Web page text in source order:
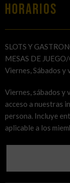
HORARIOS
SLOTS Y
MESAS DE
Viernes, Sábados
Viernes, sábados y
acceso a nuestras
persona. Incluye
aplicable a los